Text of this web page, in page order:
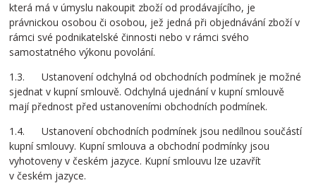
která má v úmyslu nakoupit zboží od prodávajícího, je
právnickou osobou či osobou, jež jedná při objednávání zboží v
rámci své podnikatelské činnosti nebo v rámci svého
samostatného výkonu povolání.
1.3. Ustanovení odchylná od obchodních podmínek je možné
sjednat v kupní smlouvě. Odchylná ujednání v kupní smlouvě
mají přednost před ustanoveními obchodních podmínek.
1.4. Ustanovení obchodních podmínek jsou nedílnou součástí
kupní smlouvy. Kupní smlouva a obchodní podmínky jsou
vyhotoveny v českém jazyce. Kupní smlouvu lze uzavřít
v českém jazyce.